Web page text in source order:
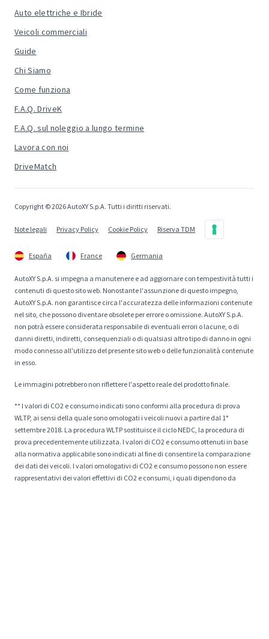
Auto elettriche e Ibride
Veicoli commerciali
Guide
Chi Siamo
Come funziona
F.A.Q. DriveK
F.A.Q. sul noleggio a lungo termine
Lavora con noi
DriveMatch
Copyright © 2026 AutoXY S.p.A. Tutti i diritti riservati.
Note legali Privacy Policy Cookie Policy Riserva TDM
España France Germania
AutoXY S.p.A. si impegna a manutenere e ad aggiornare con tempestività tutti i
contenuti di questo sito web. Nonostante l'assunzione di questo impegno,
AutoXY S.p.A. non garantisce circa l'accuratezza delle informazioni contenute
nel sito, che possono diventare obsolete per errore o omissione. AutoXY S.p.A.
non potrà essere considerata responsabile di eventuali errori o lacune, o di
danni diretti, indiretti, consequenziali o di qualsiasi altro tipo di danno in ogni
modo connesso all'utilizzo del presente sito web o delle funzionalità contenute
in esso.
Le immagini potrebbero non riflettere l'aspetto reale del prodotto finale.
** I valori di CO2 e consumo indicati sono conformi alla procedura di prova
WLTP, ai sensi della quale sono omologati i veicoli nuovi a partire dal 1°
settembre 2018. La procedura WLTP sostituisce il ciclo NEDC, la procedura di
prova precedentemente utilizzata. I valori di CO2 e consumo ottenuti in base
alla normativa applicabile sono indicati al fine di consentire la comparazione
dei dati dei veicoli. I valori omologativi di CO2 e consumo possono non essere
rappresentativi dei valori effettivi di CO2 e consumi, i quali dipendono da